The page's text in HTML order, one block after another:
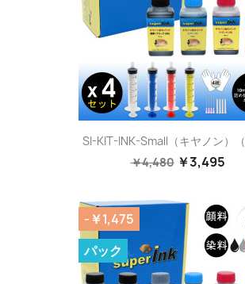
SI-KIT-INK-Small（キヤノン）
￥4,480 ￥3,495
-￥1,475
パック